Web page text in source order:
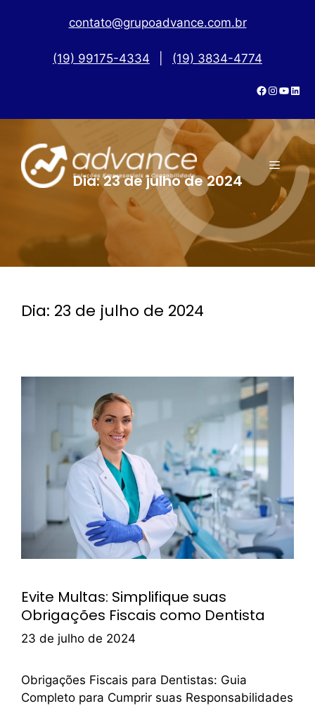
contato@grupoadvance.com.br
(19) 99175-4334 (19) 3834-4774
Dia:23 de julho de 2024
Dia: 23 de julho de 2024
Evite Multas: Simplifique suas
Obrigações Fiscais como Dentista
23 de julho de 2024
Obrigações Fiscais para Dentistas: Guia
Completo para Cumprir suas Responsabilidades